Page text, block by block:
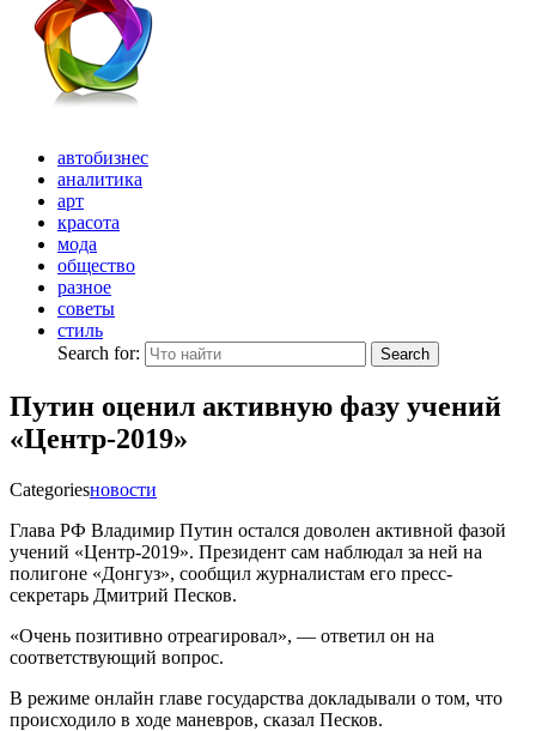
автобизнес
аналитика
арт
красота
мода
общество
разное
советы
стиль
Search for:
Search
Путин оценил активную фазу учений
«Центр-2019»
Categoriesновости
Глава РФ Владимир Путин остался доволен активной фазой
учений «Центр-2019». Президент сам наблюдал за ней на
полигоне «Донгуз», сообщил журналистам его пресс-
секретарь Дмитрий Песков.
«Очень позитивно отреагировал», — ответил он на
соответствующий вопрос.
В режиме онлайн главе государства докладывали о том, что
происходило в ходе маневров, сказал Песков.